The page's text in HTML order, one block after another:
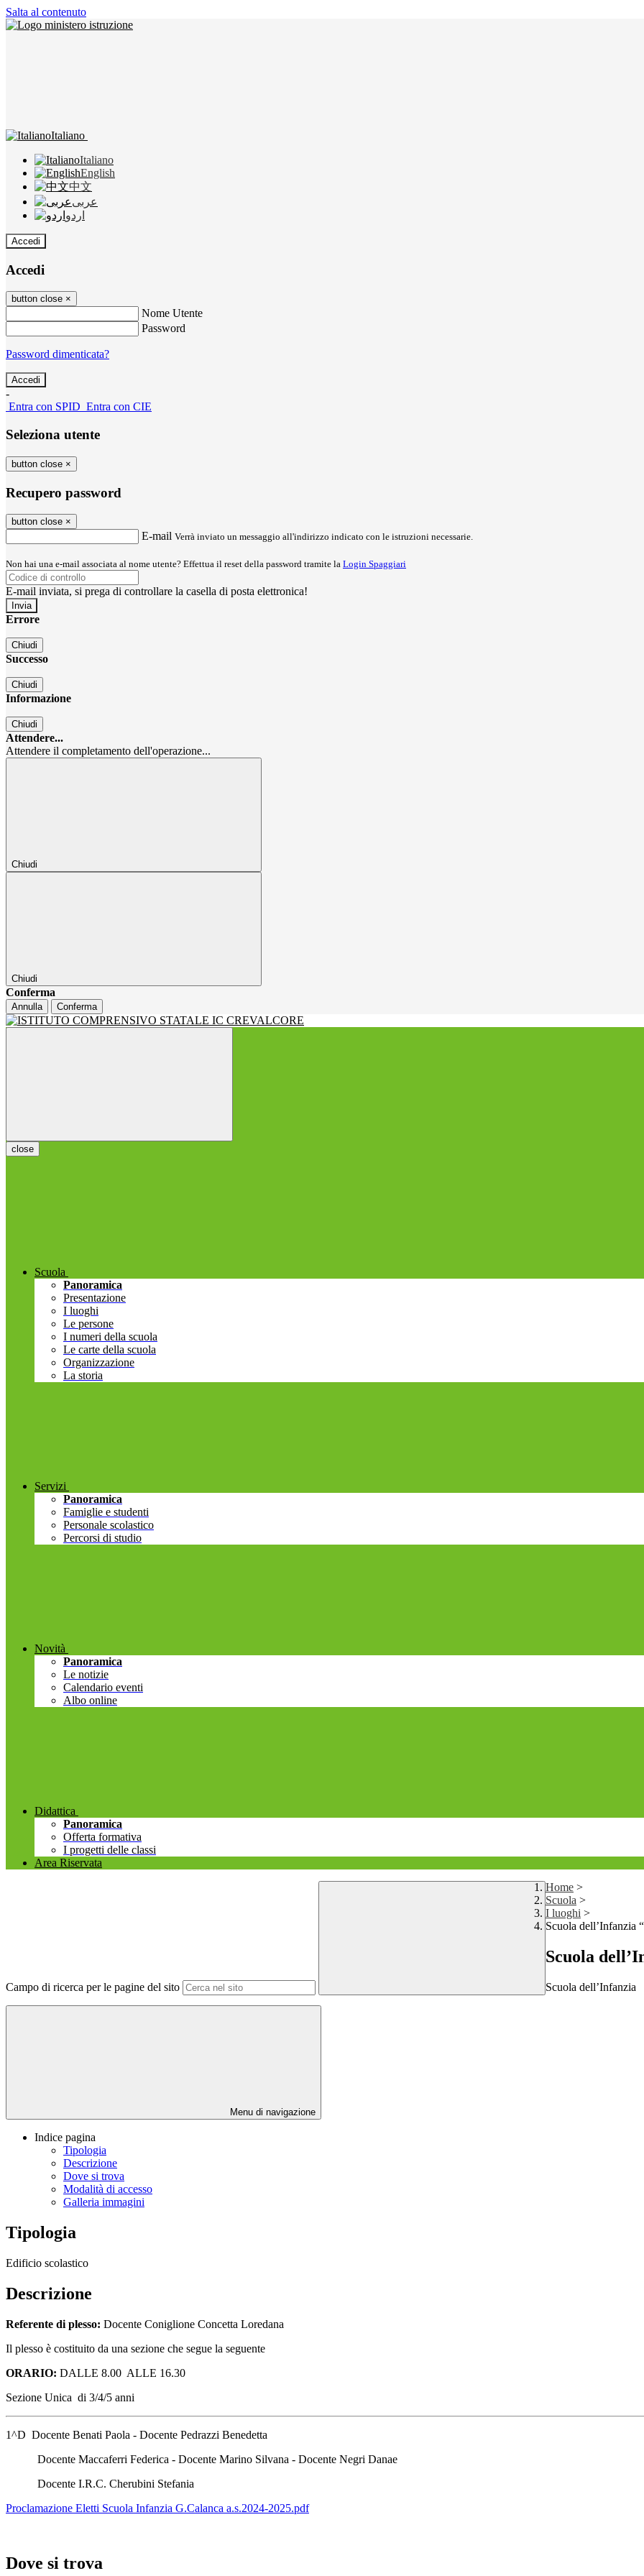
Salta al contenuto
Italiano
Italiano
English
中文
عربى
اردو
Accedi
Accedi
button close ×
Nome Utente
Password
Password dimenticata?
-
Entra con SPID Entra con CIE
Seleziona utente
button close ×
Recupero password
button close ×
E-mail Verrà inviato un messaggio all'indirizzo indicato con le istruzioni necessarie.
Non hai una e-mail associata al nome utente? Effettua il reset della password tramite la Login Spaggiari
E-mail inviata, si prega di controllare la casella di posta elettronica!
Errore
Chiudi
Successo
Chiudi
Informazione
Chiudi
Attendere...
Attendere il completamento dell'operazione...
Chiudi
Chiudi
Conferma
Annulla Conferma
close
Scuola
Panoramica
Presentazione
I luoghi
Le persone
I numeri della scuola
Le carte della scuola
Organizzazione
La storia
Servizi
Panoramica
Famiglie e studenti
Personale scolastico
Percorsi di studio
Novità
Panoramica
Le notizie
Calendario eventi
Albo online
Didattica
Panoramica
Offerta formativa
I progetti delle classi
Area Riservata
Campo di ricerca per le pagine del sito
Home >
Scuola >
I luoghi >
Scuola dell’Infanzia
Scuola
Scuola dell’Infanzia
Menu di navigazione
Indice pagina
Tipologia
Descrizione
Dove si trova
Modalità di accesso
Galleria immagini
Tipologia
Edificio scolastico
Descrizione
Referente di plesso: Docente Coniglione Concetta Loredana
Il plesso è costituito da una sezione che segue la seguente
ORARIO: DALLE 8.00 ALLE 16.30
Sezione Unica di 3/4/5 anni
1^D Docente Benati Paola - Docente Pedrazzi Benedetta
Docente Maccaferri Federica - Docente Marino Silvana - Docente Negri Danae
Docente I.R.C. Cherubini Stefania
Proclamazione Eletti Scuola Infanzia G.Calanca a.s.2024-2025.pdf
Dove si trova